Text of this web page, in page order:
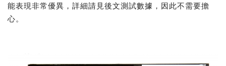
能表現非常優異，詳細請見後文測試數據，因此不需要擔
心。